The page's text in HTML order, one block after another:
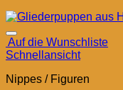
Auf die Wunschliste
Schnellansicht
Nippes / Figuren